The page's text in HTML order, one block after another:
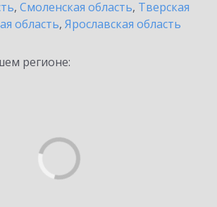
, Смоленская область, Тверская
область, Ярославская область
регионе: